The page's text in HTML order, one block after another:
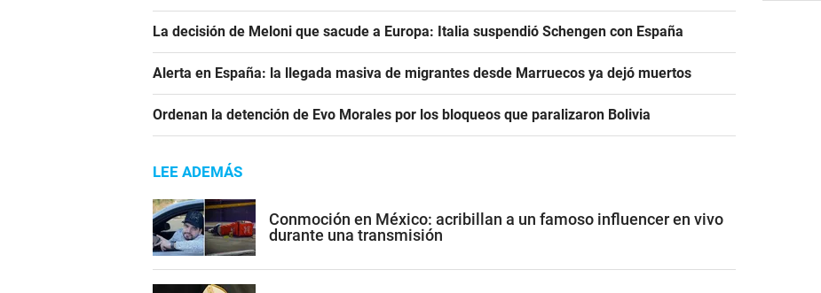
La decisión de Meloni que sacude a Europa: Italia suspendió Schengen con España
Alerta en España: la llegada masiva de migrantes desde Marruecos ya dejó muertos
Ordenan la detención de Evo Morales por los bloqueos que paralizaron Bolivia
LEE ADEMÁS
Conmoción en México: acribillan a un famoso influencer en vivo
durante una transmisión